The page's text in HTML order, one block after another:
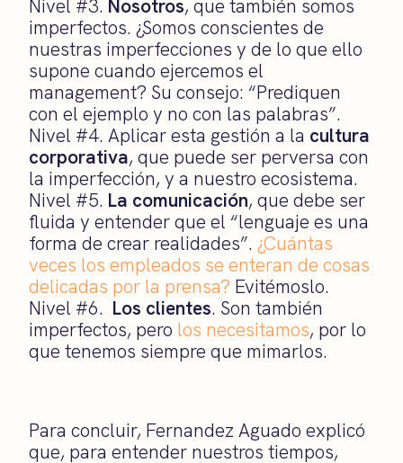
Nivel #3. Nosotros, que también somos
imperfectos. ¿Somos conscientes de
nuestras imperfecciones y de lo que ello
supone cuando ejercemos el
management? Su consejo: “Prediquen
con el ejemplo y no con las palabras”.
Nivel #4. Aplicar esta gestión a la cultura
corporativa, que puede ser perversa con
la imperfección, y a nuestro ecosistema.
Nivel #5. La comunicación, que debe ser
fluida y entender que el “lenguaje es una
forma de crear realidades”. ¿Cuántas
veces los empleados se enteran de cosas
delicadas por la prensa? Evitémoslo.
Nivel #6. Los clientes. Son también
imperfectos, pero los necesitamos, por lo
que tenemos siempre que mimarlos.
Para concluir, Fernandez Aguado explicó
que, para entender nuestros tiempos,